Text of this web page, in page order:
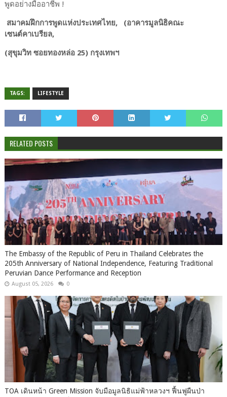
พูดอย่างมืออาชีพ !
สมาคมฝึกการพูดแห่งประเทศไทย, (อาคารมูลนิธิคณะ
เซนต์คาเบรียล,
(สุขุมวิท ซอยทองหล่อ 25) กรุงเทพฯ
TAGS: LIFESTYLE
RELATED POSTS
The Embassy of the Republic of Peru in Thailand Celebrates the
205th Anniversary of National Independence, Featuring Traditional
Peruvian Dance Performance and Reception
August 05, 2026 0
TOA เดินหน้า Green Mission จับมือมูลนิธิแม่ฟ้าหลวงฯ ฟื้นฟูผืนป่า